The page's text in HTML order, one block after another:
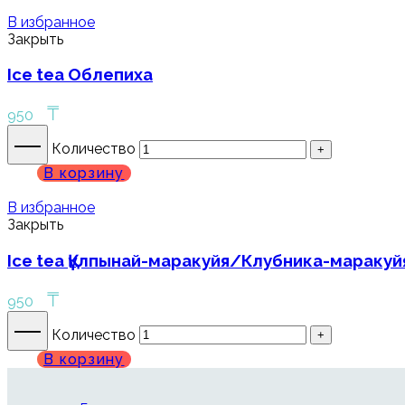
В избранное
Закрыть
Ice tea Облепиха
950 ₸
Количество
В корзину
В избранное
Закрыть
Ice tea Құлпынай-маракуйя/Клубника-
950 ₸
Количество
В корзину